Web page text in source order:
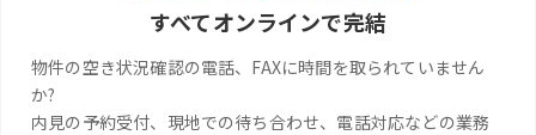
すべてオンラインで完結
物件の空き状況確認の電話、FAXに時間を取られていません
か?
内見の予約受付、現地での待ち合わせ、電話対応などの業務